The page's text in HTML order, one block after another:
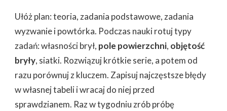
Ułóż plan: teoria, zadania podstawowe, zadania
wyzwanie i powtórka. Podczas nauki rotuj typy
zadań: własności brył, pole powierzchni, objętość
bryły, siatki. Rozwiązuj krótkie serie, a potem od
razu porównuj z kluczem. Zapisuj najczęstsze błędy
w własnej tabeli i wracaj do niej przed
sprawdzianem. Raz w tygodniu zrób próbę